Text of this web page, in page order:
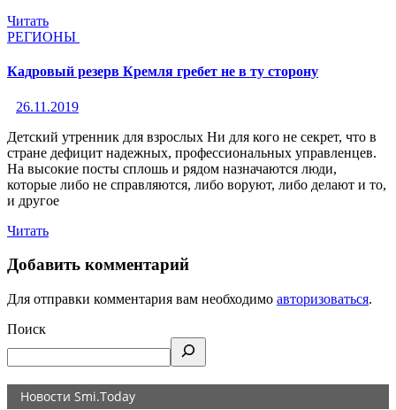
Читать
РЕГИОНЫ
Кадровый резерв Кремля гребет не в ту сторону
26.11.2019
Детский утренник для взрослых Ни для кого не секрет, что в
стране дефицит надежных, профессиональных управленцев.
На высокие посты сплошь и рядом назначаются люди,
которые либо не справляются, либо воруют, либо делают и то,
и другое
Читать
Добавить комментарий
Для отправки комментария вам необходимо авторизоваться.
Поиск